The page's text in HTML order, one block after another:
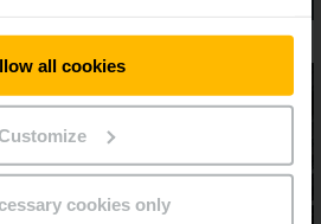
all cookies
cookies only